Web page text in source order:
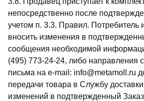
непосредственно после
учетом п. 3.3. Правил. Потребитель
вносить изменения в
сообщения необходимой
(495) 773-24-24, либо направления
письма на e-mail: info@metamoll.ru
передачи товара в Службу
изменений в подтвержденный Заказ